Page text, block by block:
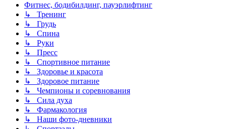
Фитнес, бодибилдинг, пауэрлифтинг
↳ Тренинг
↳ Грудь
↳ Спина
↳ Руки
↳ Пресс
↳ Спортивное питание
↳ Здоровье и красота
↳ Здоровое питание
↳ Чемпионы и соревнования
↳ Сила духа
↳ Фармакология
↳ Наши фото-дневники